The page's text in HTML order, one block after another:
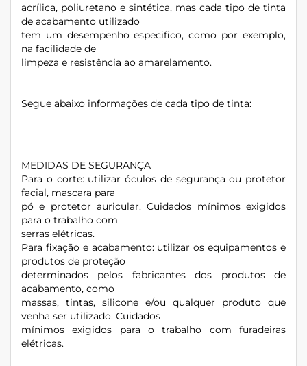
acrílica, poliuretano e sintética, mas cada tipo de tinta
de acabamento utilizado
tem um desempenho especifico, como por exemplo,
na facilidade de
limpeza e resistência ao amarelamento.
Segue abaixo informações de cada tipo de tinta:
MEDIDAS DE SEGURANÇA
Para o corte: utilizar óculos de segurança ou protetor
facial, mascara para
pó e protetor auricular. Cuidados mínimos exigidos
para o trabalho com
serras elétricas.
Para fixação e acabamento: utilizar os equipamentos e
produtos de proteção
determinados pelos fabricantes dos produtos de
acabamento, como
massas, tintas, silicone e/ou qualquer produto que
venha ser utilizado. Cuidados
mínimos exigidos para o trabalho com furadeiras
elétricas.